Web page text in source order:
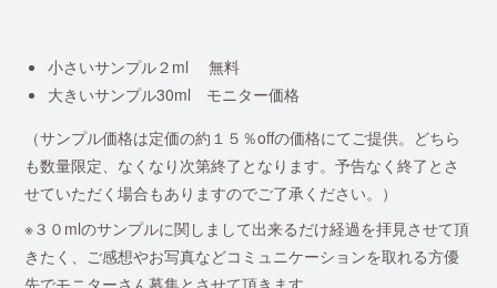
小さいサンプル２ml 無料
大きいサンプル30ml モニター価格
（サンプル価格は定価の約１５％offの価格にてご提供。どちら
も数量限定、なくなり次第終了となります。予告なく終了とさ
せていただく場合もありますのでご了承ください。）
※３０mlのサンプルに関しまして出来るだけ経過を拝見させて頂
きたく、ご感想やお写真などコミュニケーションを取れる方優
先でモニターさん募集とさせて頂きます